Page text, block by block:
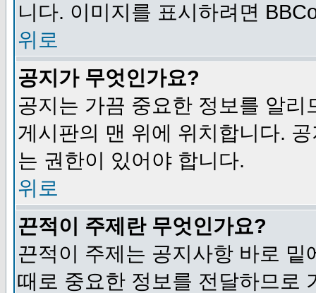
니다. 이미지를 표시하려면
위로
공지가 무엇인가요?
공지는 가끔 중요한 정보를 알
게시판의 맨 위에 위치합니다.
는 권한이 있어야 합니다.
위로
끈적이 주제란 무엇인가요?
끈적이 주제는 공지사항 바로
때로 중요한 정보를 전달하므로